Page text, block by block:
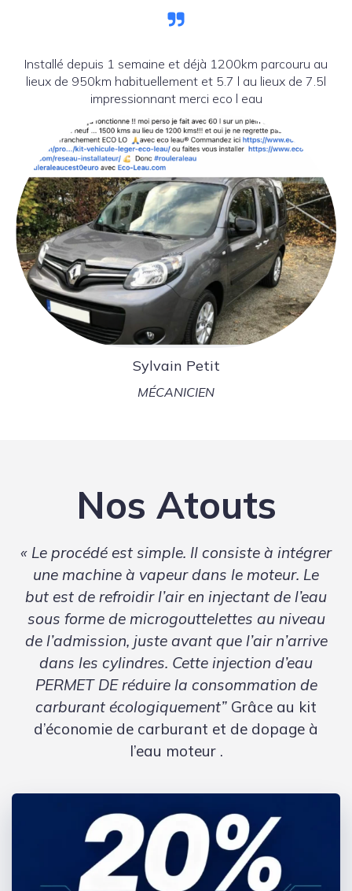
Installé depuis 1 semaine et déjà 1200km parcouru au
lieux de 950km habituellement et 5.7 l au lieux de 7.5l
impressionnant merci eco l eau
Sylvain Petit
MÉCANICIEN
Nos Atouts
« Le procédé est simple. Il consiste à intégrer
une machine à vapeur dans le moteur. Le
but est de refroidir l’air en injectant de l’eau
sous forme de microgouttelettes au niveau
de l’admission, juste avant que l’air n’arrive
dans les cylindres. Cette injection d’eau
PERMET DE réduire la consommation de
carburant écologiquement” Grâce au kit
d’économie de carburant et de dopage à
l’eau moteur .